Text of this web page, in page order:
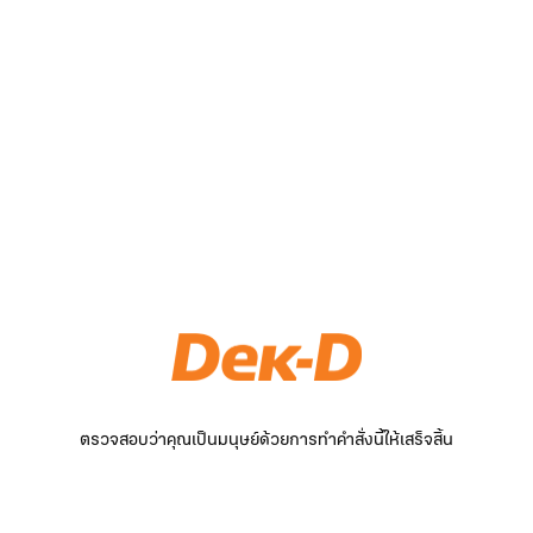
ตรวจสอบว่าคุณเป็นมนุษย์ด้วยการทำคำสั่งนี้ให้เสร็จสิ้น